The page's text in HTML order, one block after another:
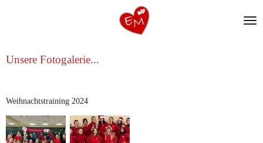
Unsere Fotogalerie...
Weihnachtstraining 2024